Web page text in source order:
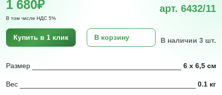
1 680₽
В том числе НДС 5%
арт. 6432/11
Купить в 1 клик В корзину В наличии 3 шт.
Размер 6 x 6,5 см
Вес 0.1 кг